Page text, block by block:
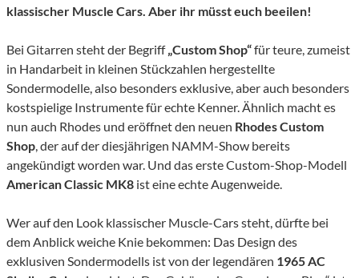
klassischer Muscle Cars. Aber ihr müsst euch beeilen!
Bei Gitarren steht der Begriff „Custom Shop“für teure, zumeist
in Handarbeit in kleinen Stückzahlen hergestellte
Sondermodelle, also besonders exklusive, aber auch besonders
kostspielige Instrumente für echte Kenner. Ähnlich macht es
nun auch Rhodes und eröffnet den neuen Rhodes Custom
Shop , der auf der diesjährigen NAMM-Show bereits
angekündigt worden war. Und das erste Custom-Shop-Modell
American Classic MK8 ist eine echte Augenweide.
Wer auf den Look klassischer Muscle-Cars steht, dürfte bei
dem Anblick weiche Knie bekommen: Das Design des
exklusiven Sondermodells ist von der legendären 1965 AC